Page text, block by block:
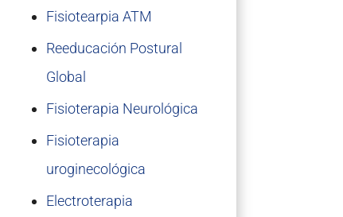
Fisiotearpia ATM
Reeducación Postural
Global
Fisioterapia Neurológica
Fisioterapia
uroginecológica
Electroterapia